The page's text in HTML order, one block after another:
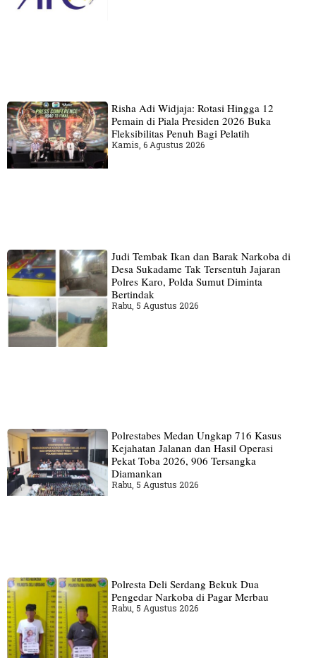
Risha Adi Widjaja: Rotasi Hingga 12
Pemain di Piala Presiden 2026 Buka
Fleksibilitas Penuh Bagi Pelatih
Kamis, 6 Agustus 2026
Judi Tembak Ikan dan Barak Narkoba di
Desa Sukadame Tak Tersentuh Jajaran
Polres Karo, Polda Sumut Diminta
Bertindak
Rabu, 5 Agustus 2026
Polrestabes Medan Ungkap 716 Kasus
Kejahatan Jalanan dan Hasil Operasi
Pekat Toba 2026, 906 Tersangka
Diamankan
Rabu, 5 Agustus 2026
Polresta Deli Serdang Bekuk Dua
Pengedar Narkoba di Pagar Merbau
Rabu, 5 Agustus 2026